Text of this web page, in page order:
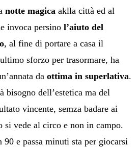
notte magica aklla città ed al
invoca persino l’aiuto del
, al fine di portare a casa il
sforzo per trasormare, ha
da ottima in superlativa.
bisogno dell’estetica ma del
vincente, semza badare ai
vede al circo e non in campo.
e passa minuti sta per giocarsi